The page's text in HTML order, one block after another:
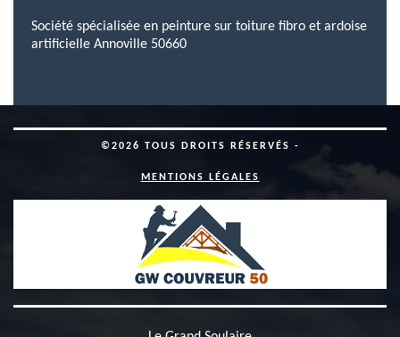
Société spécialisée en peinture sur toiture fibro et ardoise
artificielle Annoville 50660
©2026 TOUS DROITS RÉSERVÉS -
MENTIONS LÉGALES